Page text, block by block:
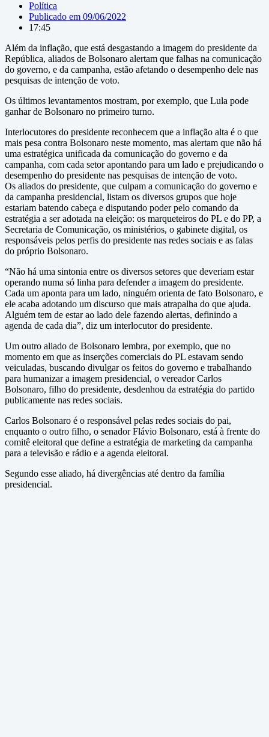
Política
Publicado em 09/06/2022
17:45
Além da inflação, que está desgastando a imagem do presidente da
República, aliados de Bolsonaro alertam que falhas na comunicação
do governo, e da campanha, estão afetando o desempenho dele nas
pesquisas de intenção de voto.
Os últimos levantamentos mostram, por exemplo, que Lula pode
ganhar de Bolsonaro no primeiro turno.
Interlocutores do presidente reconhecem que a inflação alta é o que
mais pesa contra Bolsonaro neste momento, mas alertam que não há
uma estratégica unificada da comunicação do governo e da
campanha, com cada setor apontando para um lado e prejudicando o
desempenho do presidente nas pesquisas de intenção de voto.
Os aliados do presidente, que culpam a comunicação do governo e
da campanha presidencial, listam os diversos grupos que hoje
estariam batendo cabeça e disputando poder pelo comando da
estratégia a ser adotada na eleição: os marqueteiros do PL e do PP, a
Secretaria de Comunicação, os ministérios, o gabinete digital, os
responsáveis pelos perfis do presidente nas redes sociais e as falas
do próprio Bolsonaro.
“Não há uma sintonia entre os diversos setores que deveriam estar
operando numa só linha para defender a imagem do presidente.
Cada um aponta para um lado, ninguém orienta de fato Bolsonaro, e
ele acaba adotando um discurso que mais atrapalha do que ajuda.
Alguém tem de estar ao lado dele fazendo alertas, definindo a
agenda de cada dia”, diz um interlocutor do presidente.
Um outro aliado de Bolsonaro lembra, por exemplo, que no
momento em que as inserções comerciais do PL estavam sendo
veiculadas, buscando divulgar os feitos do governo e trabalhando
para humanizar a imagem presidencial, o vereador Carlos
Bolsonaro, filho do presidente, desdenhou da estratégia do partido
publicamente nas redes sociais.
Carlos Bolsonaro é o responsável pelas redes sociais do pai,
enquanto o outro filho, o senador Flávio Bolsonaro, está à frente do
comitê eleitoral que define a estratégia de marketing da campanha
para a televisão e rádio e a agenda eleitoral.
Segundo esse aliado, há divergências até dentro da família
presidencial.